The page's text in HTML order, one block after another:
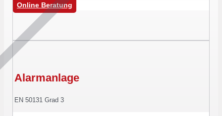
Online Beratung
Alarmanlage
EN 50131 Grad 3